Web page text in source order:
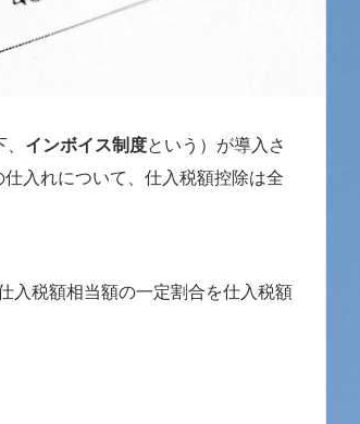
インボイス制度という）が導入さ
入れについて、仕入税額控除は全
入税額相当額の一定割合を仕入税額